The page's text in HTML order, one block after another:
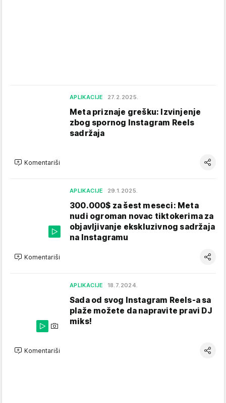
APLIKACIJE 27.2.2025.
Meta priznaje grešku: Izvinjenje
zbog spornog Instagram Reels
sadržaja
Komentariši
APLIKACIJE 29.1.2025.
300.000$ za šest meseci: Meta
nudi ogroman novac tiktokerima za
objavljivanje ekskluzivnog sadržaja
na Instagramu
Komentariši
APLIKACIJE 18.7.2024.
Sada od svog Instagram Reels-a sa
plaže možete da napravite pravi DJ
miks!
Komentariši